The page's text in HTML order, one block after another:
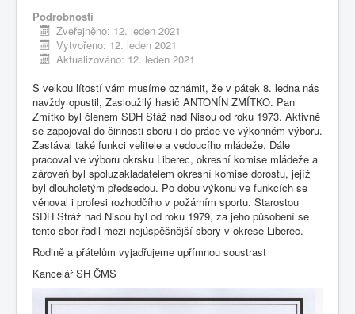
Podrobnosti
Zveřejněno: 12. leden 2021
Vytvořeno: 12. leden 2021
Aktualizováno: 12. leden 2021
S velkou lítostí vám musíme oznámit, že v pátek 8. ledna nás
navždy opustil, Zasloužilý hasič ANTONÍN ZMÍTKO. Pan
Zmítko byl členem SDH Stáž nad Nisou od roku 1973. Aktivně
se zapojoval do činnosti sboru i do práce ve výkonném výboru.
Zastával také funkci velitele a vedoucího mládeže. Dále
pracoval ve výboru okrsku Liberec, okresní komise mládeže a
zároveň byl spoluzakladatelem okresní komise dorostu, jejíž
byl dlouholetým předsedou. Po dobu výkonu ve funkcích se
věnoval i profesi rozhodčího v požárním sportu. Starostou
SDH Stráž nad Nisou byl od roku 1979, za jeho působení se
tento sbor řadil mezi nejúspěšnější sbory v okrese Liberec.
Rodině a přátelům vyjadřujeme upřímnou soustrast
Kancelář SH ČMS